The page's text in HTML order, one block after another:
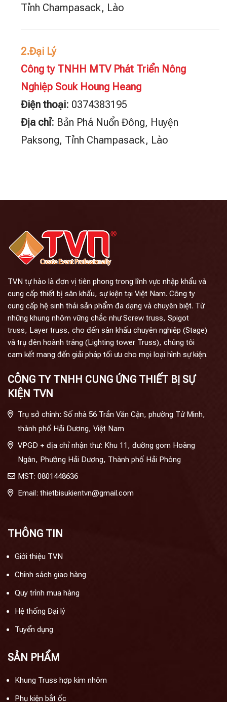
Tỉnh Champasack, Lào
2.Đại Lý
Công ty TNHH MTV Phát Triển Nông
Nghiệp Souk Houng Heang
Điện thoại: 0374383195
Địa chỉ: Bản Phá Nuổn Đông, Huyện
Paksong, Tỉnh Champasack, Lào
TVN tự hào là đơn vị tiên phong trong lĩnh vực nhập khẩu và
cung cấp thiết bị sân khấu, sự kiện tại Việt Nam. Công ty
cung cấp hệ sinh thái sản phẩm đa dạng và chuyên biệt. Từ
những khung nhôm vững chắc như Screw truss, Spigot
truss, Layer truss, cho đến sân khấu chuyên nghiệp (Stage)
và trụ đèn hoành tráng (Lighting tower Truss), chúng tôi
cam kết mang đến giải pháp tối ưu cho mọi loại hình sự kiện.
CÔNG TY TNHH CUNG ỨNG THIẾT BỊ SỰ
KIỆN TVN
Trụ sở chính: Số nhà 56 Trần Văn Cận, phường Tứ Minh,
thành phố Hải Dương, Việt Nam
VPGD + địa chỉ nhận thư: Khu 11, đường gom Hoàng
Ngân, Phường Hải Dương, Thành phố Hải Phòng
MST: 0801448636
Email: thietbisukientvn@gmail.com
THÔNG TIN
Giới thiệu TVN
Chính sách giao hàng
Quy trình mua hàng
Hệ thống Đại lý
Tuyển dụng
SẢN PHẨM
Khung Truss hợp kim nhôm
Phụ kiện bắt ốc